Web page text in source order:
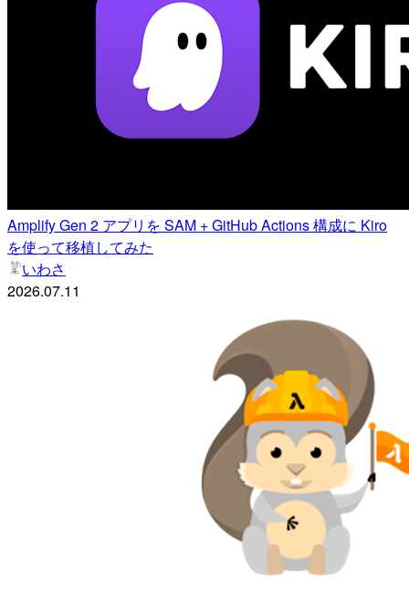
Amplify Gen 2 アプリを SAM + GitHub Actions 構成に Kiro
を使って移植してみた
いわさ
2026.07.11